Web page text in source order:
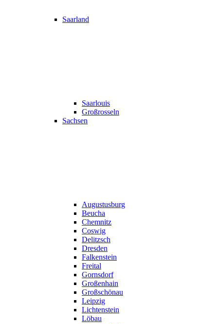
Saarland
Saarlouis
Großrosseln
Sachsen
Augustusburg
Beucha
Chemnitz
Coswig
Delitzsch
Dresden
Falkenstein
Freital
Gornsdorf
Großenhain
Großschönau
Leipzig
Lichtenstein
Löbau